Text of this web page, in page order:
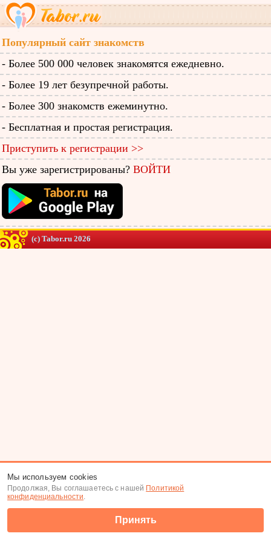
Популярный сайт знакомств
- Более 500 000 человек знакомятся ежедневно.
- Более 19 лет безупречной работы.
- Более 300 знакомств ежеминутно.
- Бесплатная и простая регистрация.
Приступить к регистрации >>
Вы уже зарегистрированы? ВОЙТИ
(c) Tabor.ru 2026
Мы используем cookies
Продолжая, Вы соглашаетесь с нашей Политикой
конфиденциальности.
Принять